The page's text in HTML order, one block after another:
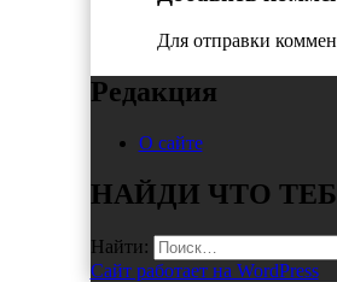
Для отправки
Редакция
О сайте
НАЙДИ ЧТО
Найти:
Сайт работает на WordPress